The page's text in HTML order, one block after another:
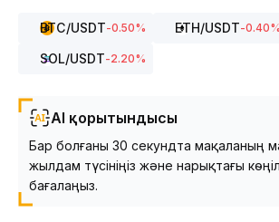
BTC/USDT-0.50% ETH/USDT-0.40%
SOL/USDT-2.20%
AI қорытындысы
Бар болғаны 30 секундта мақаланың
жылдам түсініңіз және нарықтағы
бағалаңыз.